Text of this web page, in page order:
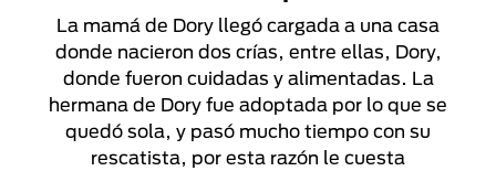
La mamá de Dory llegó cargada a una casa
donde nacieron dos crías, entre ellas, Dory,
donde fueron cuidadas y alimentadas. La
hermana de Dory fue adoptada por lo que se
quedó sola, y pasó mucho tiempo con su
rescatista, por esta razón le cuesta